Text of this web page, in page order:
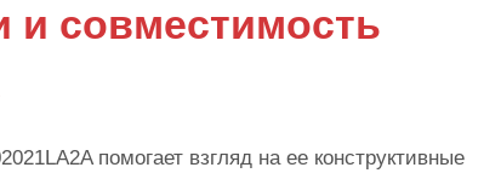
и совместимость
помогает взгляд на ее конструктивные